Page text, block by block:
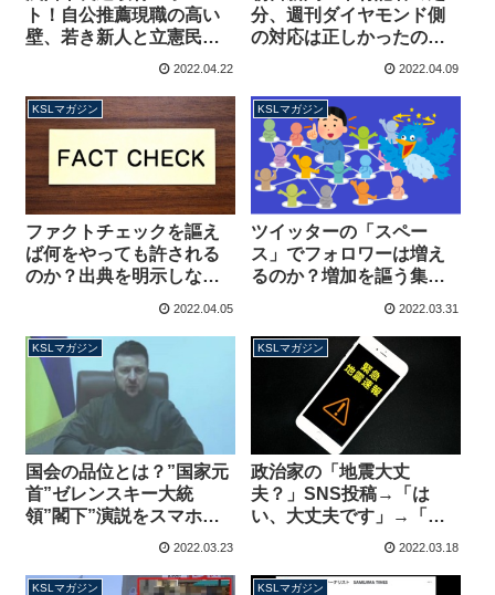
ト！自公推薦現職の高い
壁、若き新人と立憲民主
党の微妙な関係が・・・
2022.04.22
分、週刊ダイヤモンド側
の対応は正しかったの
か？なぜペンで戦わない
2022.04.09
KSLマガジン
ファクトチェックを謳え
ば何をやっても許される
のか？出典を明示しない
せよ【マガジン166号】
2022.04.05
KSLマガジン
ツイッターの「スペー
ス」でフォロワーは増え
るのか？増加を謳う集団
【マガジン165号】
2022.03.31
KSLマガジン
国会の品位とは？”国家元
首”ゼレンスキー大統
領”閣下”演説をスマホ撮
影する無礼な議員達、議
視【マガジン164号】
2022.03.23
KSLマガジン
政治家の「地震大丈
夫？」SNS投稿→「は
い、大丈夫です」→「あ
あそうですか、じゃあ寝
【マガジン163号】
2022.03.18
KSLマガジン KSLマガジン